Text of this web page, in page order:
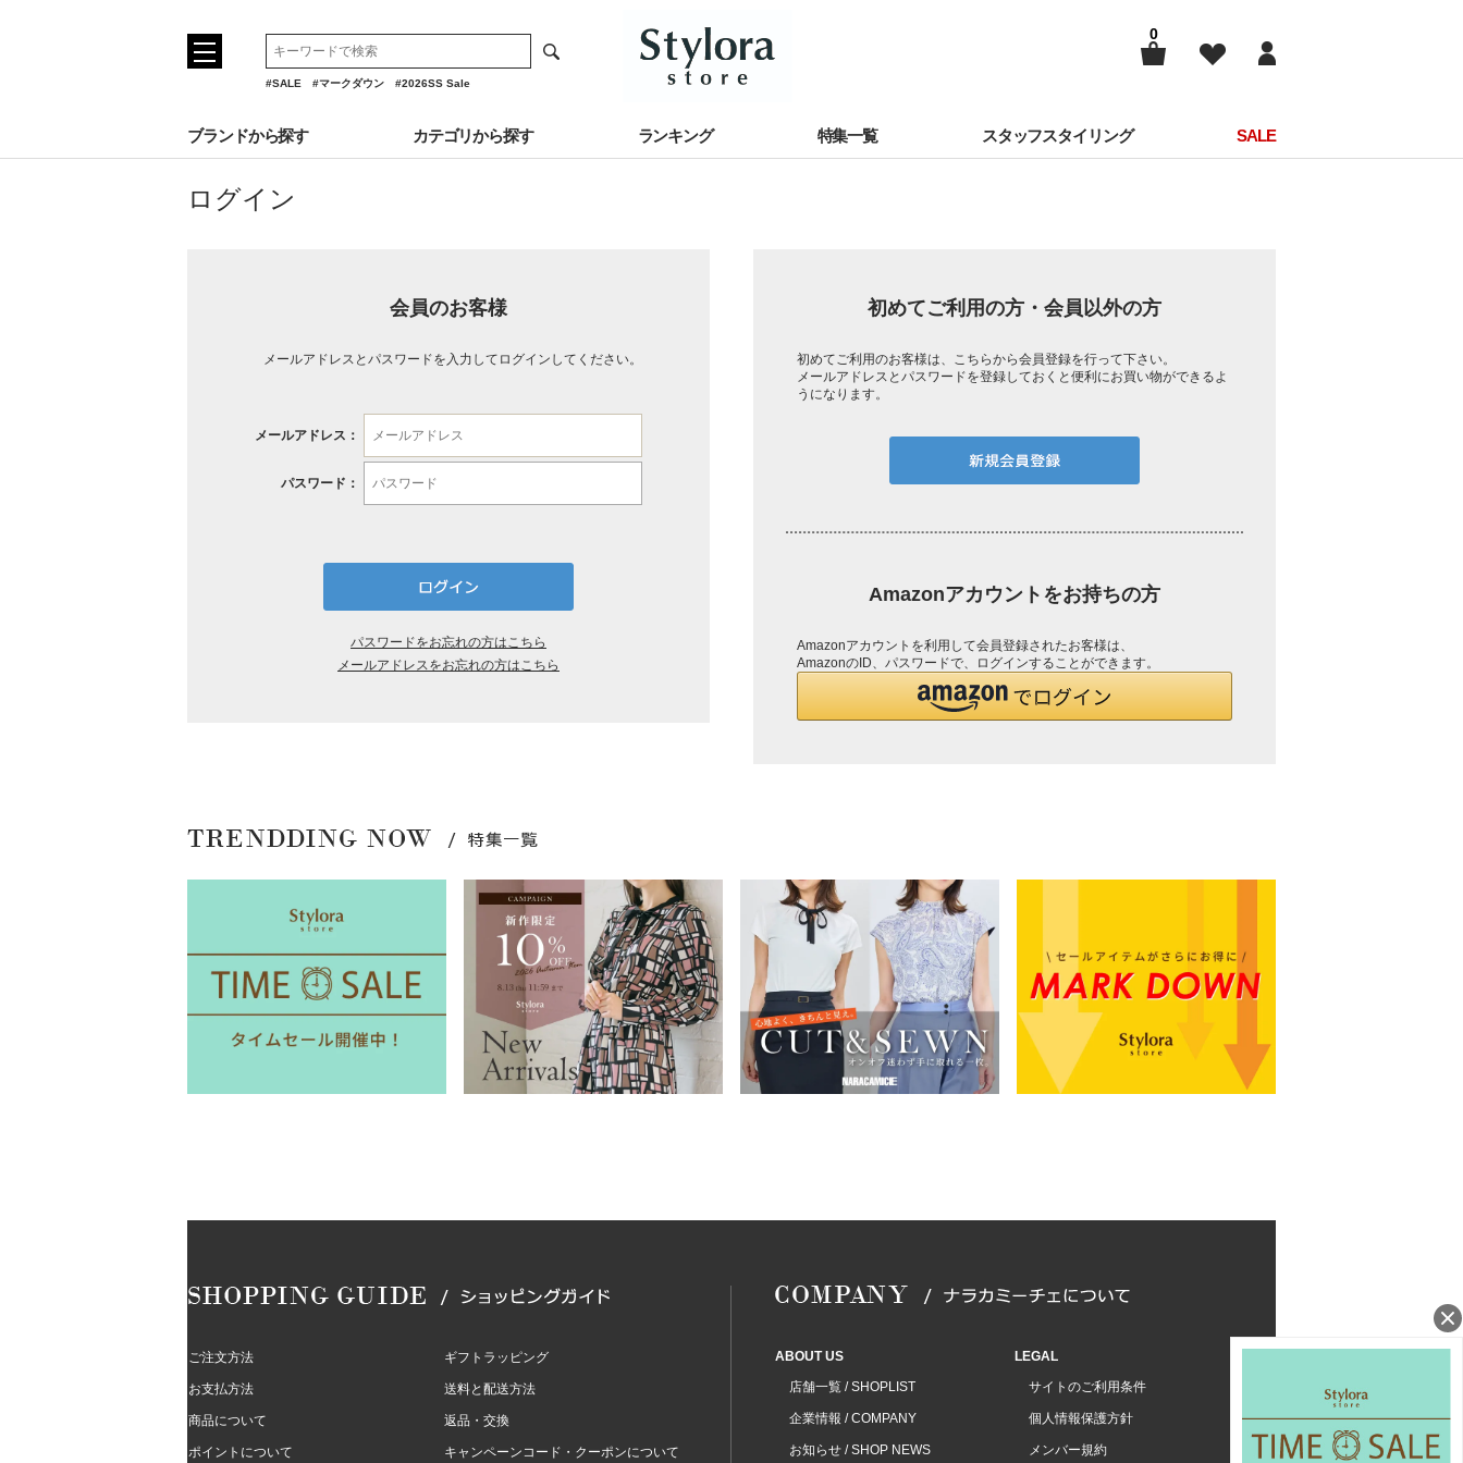
#SALE #マークダウン #2026SS Sale
0
ブランドから探す カテゴリから探す ランキング 特集一覧 スタッフスタイリング SALE
ログイン
会員のお客様
メールアドレスとパスワードを入力してログインしてください。
メールアドレス：
パスワード：
パスワードをお忘れの方はこちら
メールアドレスをお忘れの方はこちら
初めてご利用の方・会員以外の方
初めてご利用のお客様は、こちらから会員登録を行って下さい。
メールアドレスとパスワードを登録しておくと便利にお買い物ができるよ
うになります。
Amazonアカウントをお持ちの方
Amazonアカウントを利用して会員登録されたお客様は、
AmazonのID、パスワードで、ログインすることができます。
ご注文方法 ギフトラッピング
お支払方法 送料と配送方法
商品について 返品・交換
ポイントについて キャンペーンコード・クーポンについて
ABOUT US
店舗一覧 / SHOPLIST
企業情報 / COMPANY
お知らせ / SHOP NEWS
LEGAL
サイトのご利用条件
個人情報保護方針
メンバー規約